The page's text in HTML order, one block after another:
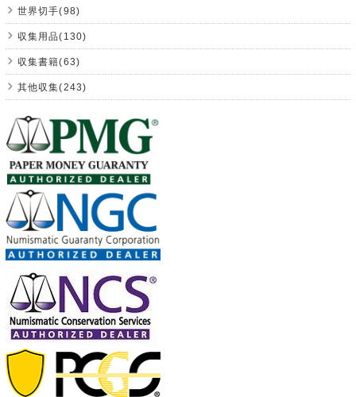
世界切手(98)
収集用品(130)
収集書籍(63)
其他収集(243)